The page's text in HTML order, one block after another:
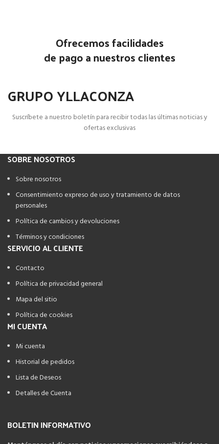
Ofrecemos facilidades
de pago a nuestros clientes
GRUPO YLLACONZA
Suscríbete a nuestro boletín para recibir todas las últimas noticias y
ofertas exclusivas
SOBRE NOSOTROS
Sobre nosotros
Consentimiento expreso de uso y tratamiento de datos
personales
Política de cambios y devoluciones
Términos y condiciones
SERVICIO AL CLIENTE
Contacto
Política de privacidad general
Mapa del sitio
Política de cookies
MI CUENTA
Mi cuenta
Historial de pedidos
Lista de Deseos
Detalles de Cuenta
BOLETIN INFORMATIVO